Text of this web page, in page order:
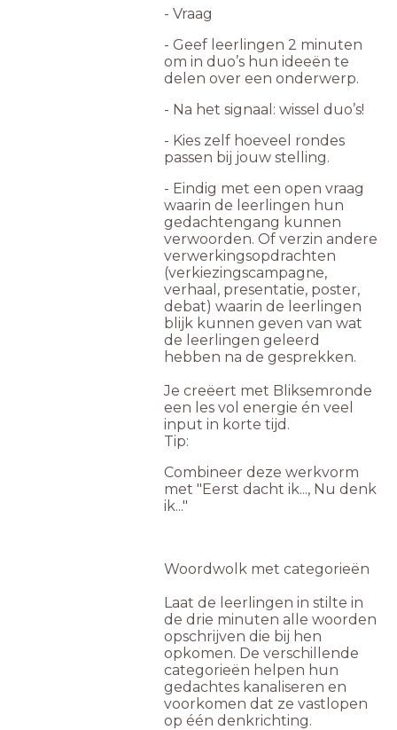
- Vraag
- Geef leerlingen 2 minuten
om in duo’s hun ideeën te
delen over een onderwerp.
- Na het signaal: wissel duo’s!
- Kies zelf hoeveel rondes
passen bij jouw stelling.
- Eindig met een open vraag
waarin de leerlingen hun
gedachtengang kunnen
verwoorden. Of verzin andere
verwerkingsopdrachten
(verkiezingscampagne,
verhaal, presentatie, poster,
debat) waarin de leerlingen
blijk kunnen geven van wat
de leerlingen geleerd
hebben na de gesprekken.
Je creëert met Bliksemronde
een les vol energie én veel
input in korte tijd.
Tip:
Combineer deze werkvorm
met "Eerst dacht ik..., Nu denk
ik..."
Woordwolk met categorieën
Laat de leerlingen in stilte in
de drie minuten alle woorden
opschrijven die bij hen
opkomen. De verschillende
categorieën helpen hun
gedachtes kanaliseren en
voorkomen dat ze vastlopen
op één denkrichting.